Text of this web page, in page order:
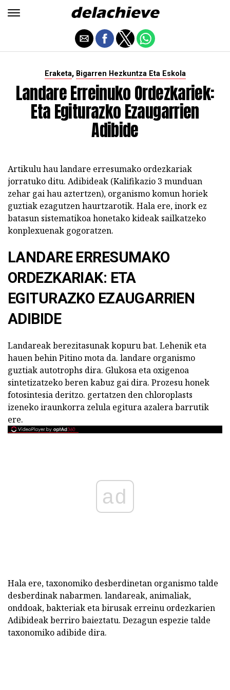
Eraketa, Bigarren Hezkuntza Eta Eskola
Landare Erreinuko Ordezkariek:
Eta Egiturazko Ezaugarrien
Adibide
Artikulu hau landare erresumako ordezkariak
jorratuko ditu. Adibideak (Kalifikazio 3 munduan
zehar gai hau aztertzen), organismo komun horiek
guztiak ezagutzen haurtzarotik. Hala ere, inork ez
batasun sistematikoa honetako kideak sailkatzeko
konplexuenak gogoratzen.
LANDARE ERRESUMAKO
ORDEZKARIAK: ETA
EGITURAZKO EZAUGARRIEN
ADIBIDE
Landareak berezitasunak kopuru bat. Lehenik eta
hauen behin Pitino mota da. landare organismo
guztiak autotrophs dira. Glukosa eta oxigenoa
sintetizatzeko beren kabuz gai dira. Prozesu honek
fotosintesia deritzo. gertatzen den chloroplasts
izeneko iraunkorra zelula egitura azalera barrutik
ere.
ad
Hala ere, taxonomiko desberdinetan organismo talde
desberdinak nabarmen. landareak, animaliak,
onddoak, bakteriak eta birusak erreinu ordezkarien
Adibideak berriro baieztatu. Dezagun espezie talde
taxonomiko adibide dira.